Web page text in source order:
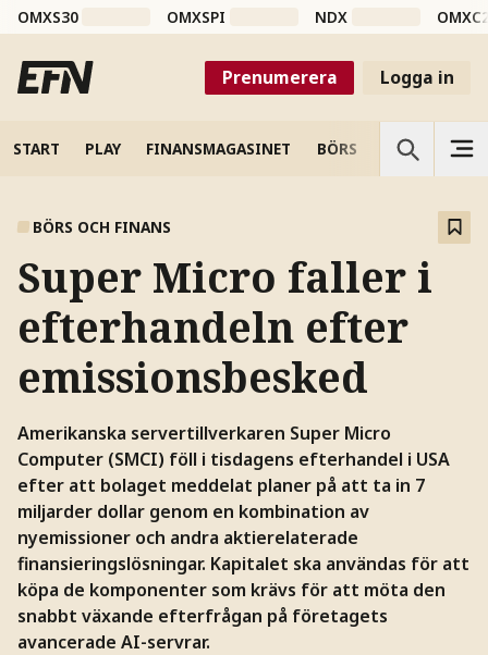
OMXS30 OMXSPI NDX
Prenumerera Logga in
START PLAY FINANSMAGASINET BÖRS VETENSKAP
BÖRS OCH FINANS
Super Micro faller i
efterhandeln efter
emissionsbesked
Amerikanska servertillverkaren Super Micro
Computer (SMCI) föll i tisdagens efterhandel i USA
efter att bolaget meddelat planer på att ta in 7
miljarder dollar genom en kombination av
nyemissioner och andra aktierelaterade
finansieringslösningar. Kapitalet ska användas för att
köpa de komponenter som krävs för att möta den
snabbt växande efterfrågan på företagets
avancerade AI-servrar.